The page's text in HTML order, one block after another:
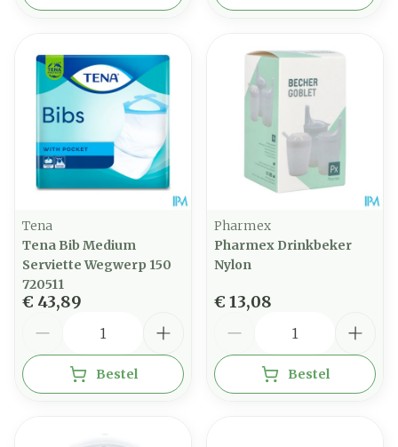
Tena
Tena Bib Medium
Serviette Wegwerp 150
720511
€ 43,89
Bestel
Pharmex
Pharmex Drinkbeker
Nylon
€ 13,08
Bestel